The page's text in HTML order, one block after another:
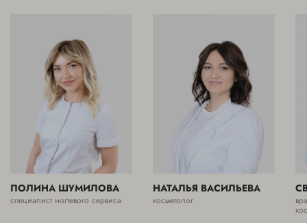
ПОЛИНА ШУМИЛОВА
специалист ногтевого сервиса
НАТАЛЬЯ ВАСИЛЬЕВА
косметолог